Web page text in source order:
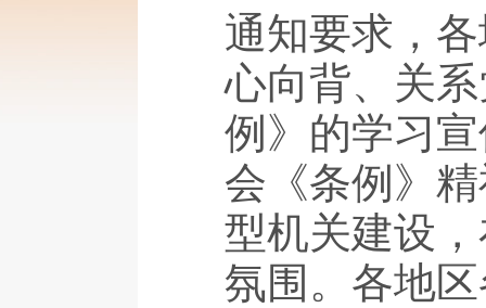
通知要求，
心向背、关
例》的学习
会《条例》
型机关建设
氛围。各地